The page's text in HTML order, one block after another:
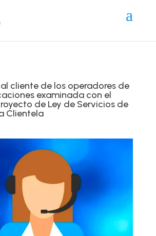
cliente de los operadores de
examinada con el
de Ley de Servicios de
Clientela